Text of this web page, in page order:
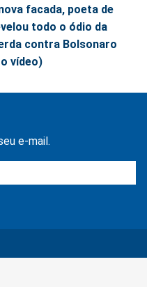
facada, poeta de
todo o ódio da
contra Bolsonaro
vídeo)
e-mail.